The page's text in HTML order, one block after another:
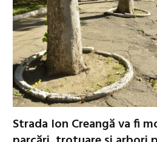
Strada Ion Creangă va fi